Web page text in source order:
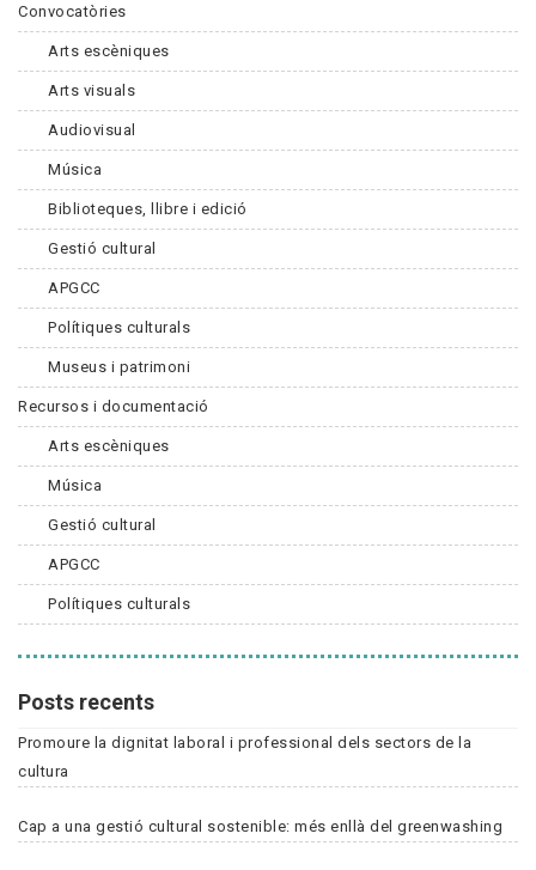
Convocatòries
Arts escèniques
Arts visuals
Audiovisual
Música
Biblioteques, llibre i edició
Gestió cultural
APGCC
Polítiques culturals
Museus i patrimoni
Recursos i documentació
Arts escèniques
Música
Gestió cultural
APGCC
Polítiques culturals
Posts recents
Promoure la dignitat laboral i professional dels sectors de la
cultura
Cap a una gestió cultural sostenible: més enllà del greenwashing